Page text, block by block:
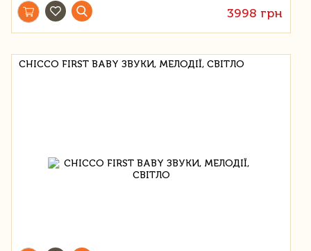
3998 грн
CHICCO FIRST BABY ЗВУКИ, МЕЛОДІЇ, СВІТЛО